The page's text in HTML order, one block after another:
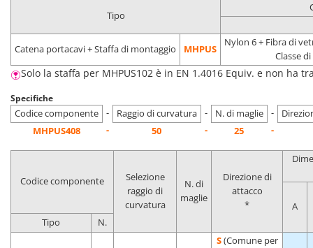
Tipo
Catena portacavi + Staffa di montaggio MHPUS
Nylon 6 + Fibra di
Classe
Solo la staffa per MHPUS102 è in EN 1.4016 Equiv. e non ha
Specifiche
Codice componente
- Raggio di curvatura - N. di maglie -
MHPUS408
- 50 - 25 -
Codice componente
Selezione
raggio di
curvatura
N. di
maglie
Direzione di
attacco
*
A
Tipo
N.
S(Comune per